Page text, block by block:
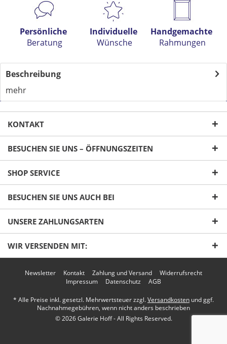
Ich habe dieDatenschutzerklärunggelesen,
verstanden und stimme zu. *
Senden
Persönliche
Beratung
Individuelle
Wünsche
Handgemachte
Rahmungen
Beschreibung
mehr
KONTAKT
BESUCHEN SIE UNS – ÖFFNUNGSZEITEN
SHOP SERVICE
BESUCHEN SIE UNS AUCH BEI
UNSERE ZAHLUNGSARTEN
WIR VERSENDEN MIT:
Newsletter Kontakt Zahlung und Versand
Widerrufsrecht
Impressum
Datenschutz AGB
* Alle Preise inkl. gesetzl. Mehrwertsteuer zzgl.Versandkosten und ggf.
Nachnahmegebühren, wenn nicht anders beschrieben
© 2026 Galerie Hoff - All Rights Reserved.